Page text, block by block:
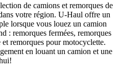
de camions et remorques de
votre région. U-Haul offre un
lorsque vous louez un camion
: remorques fermées, remorques
remorques pour motocyclette.
en louant un camion et une